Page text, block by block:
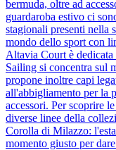
bermuda, oltre ad
guardaroba estivo ci
stagionali presenti nella
mondo dello sport con
Altavia Court è
Sailing si concentra sul
propone inoltre capi
all'abbigliamento per la
accessori. Per scoprire
diverse linee della
Corolla di Milazzo:
momento giusto per